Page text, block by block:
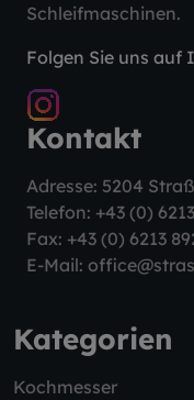
Schleifmaschinen.
Folgen Sie uns auf
Kontakt
Adresse: 5204
Telefon: +43 (0)
Fax: +43 (0) 6213
E-Mail:
Kategorien
Kochmesser